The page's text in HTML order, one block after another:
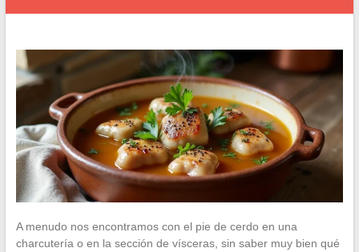
A menudo nos encontramos con el pie de cerdo en una
charcutería o en la sección de vísceras, sin saber muy bien qué